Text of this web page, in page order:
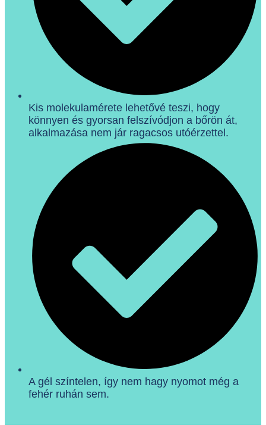
Kis molekulamérete lehetővé teszi, hogy
könnyen és gyorsan felszívódjon a bőrön át,
alkalmazása nem jár ragacsos utóérzettel.
A gél színtelen, így nem hagy nyomot még a
fehér ruhán sem.